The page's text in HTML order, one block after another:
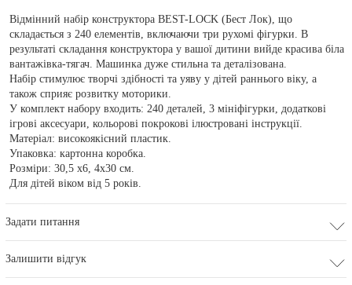
Відмінний набір конструктора BEST-LOCK (Бест Лок), що
складається з 240 елементів, включаючи три рухомі фігурки. В
результаті складання конструктора у вашої дитини вийде красива біла
вантажівка-тягач. Машинка дуже стильна та деталізована.
Набір стимулює творчі здібності та уяву у дітей раннього віку, а
також сприяє розвитку моторики.
У комплект набору входить: 240 деталей, 3 мініфігурки, додаткові
ігрові аксесуари, кольорові покрокові ілюстровані інструкції.
Матеріал: високоякісний пластик.
Упаковка: картонна коробка.
Розміри: 30,5 x6, 4x30 см.
Для дітей віком від 5 років.
Задати питання
Залишити відгук